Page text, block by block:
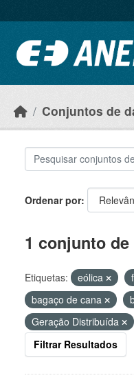
Conjuntos de
Ordenar por
1 conjunto
Etiquetas: eólica
bagaço de cana
Geração Distribuída
Filtrar Resultados